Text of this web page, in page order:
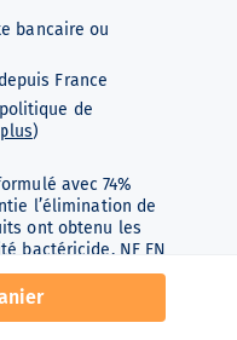
bancaire ou
France
de
)
avec 74%
l’élimination de
ont obtenu les
bactéricide, NF EN
et fongicide et la
permet d’affirmer
virucide. Efficace